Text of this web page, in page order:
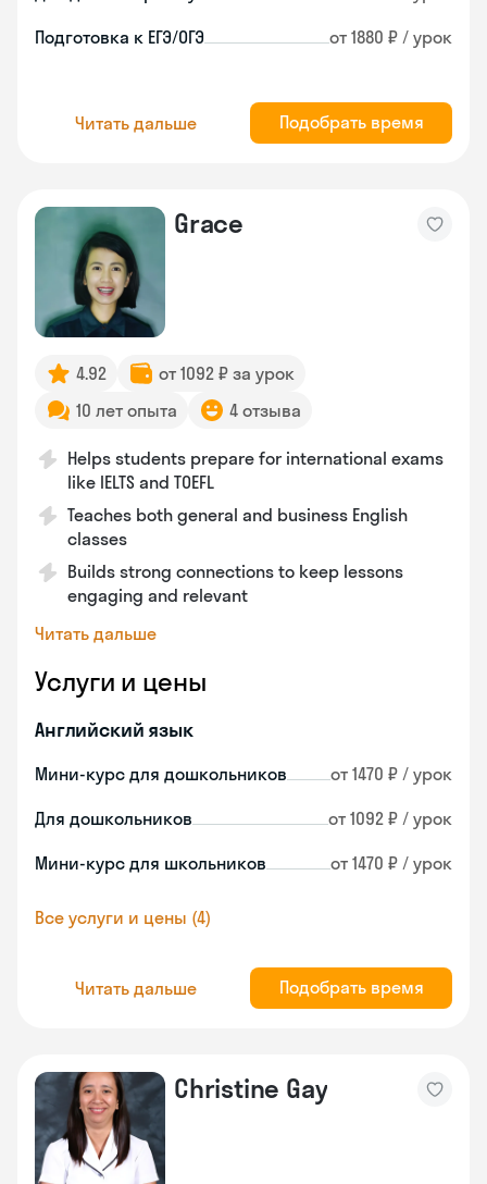
Подготовка к ЕГЭ/ОГЭ от 1880 ₽ / урок
Читать дальше Подобрать время
Grace
4.92
от 1092 ₽ за урок
10 лет опыта
4 отзыва
Helps students prepare for international exams
like IELTS and TOEFL
Teaches both general and business English
classes
Builds strong connections to keep lessons
engaging and relevant
Читать дальше
Услуги и цены
Английский язык
Мини-курс для дошкольников от 1470 ₽ / урок
Для дошкольников от 1092 ₽ / урок
Мини-курс для школьников от 1470 ₽ / урок
Все услуги и цены (4)
Читать дальше Подобрать время
Christine Gay